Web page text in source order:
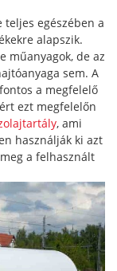
egészében a
alapszik.
műanyagok, de az
sem. A
a megfelelő
ezt megfelelőn
, ami
használják ki azt
a felhasznált